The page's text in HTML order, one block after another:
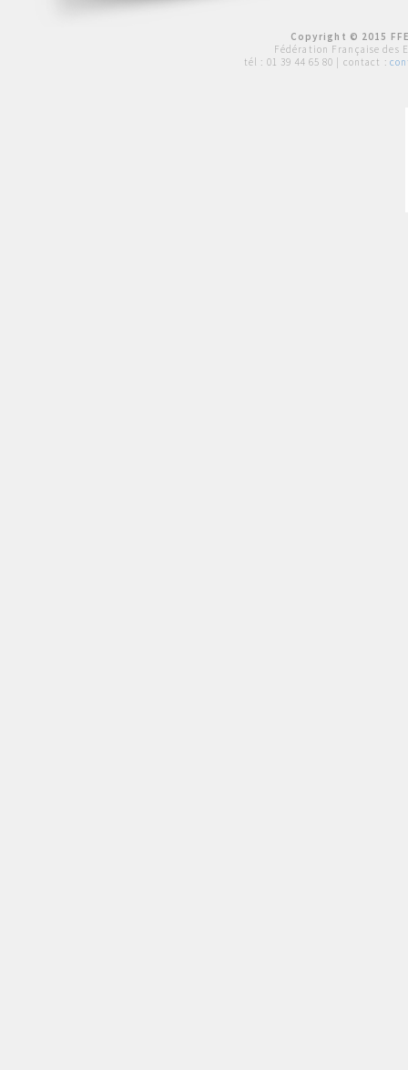
Copyright © 2015
Fédération Française des
tél : 01 39 44 65 80 | contact :